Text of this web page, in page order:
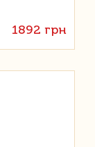
1892 грн